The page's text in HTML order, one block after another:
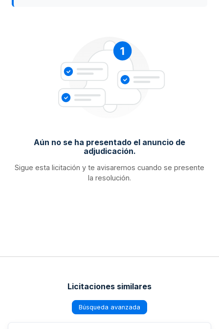
Aún no se ha presentado el anuncio de
adjudicación.
Sigue esta licitación y te avisaremos cuando se presente
la resolución.
Licitaciones similares
Búsqueda avanzada